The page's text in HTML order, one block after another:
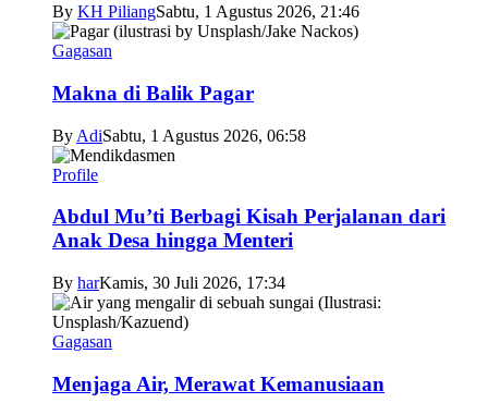
By KH PiliangSabtu, 1 Agustus 2026, 21:46
Gagasan
Makna di Balik Pagar
By AdiSabtu, 1 Agustus 2026, 06:58
Profile
Abdul Mu’ti Berbagi Kisah Perjalanan dari
Anak Desa hingga Menteri
By harKamis, 30 Juli 2026, 17:34
Gagasan
Menjaga Air, Merawat Kemanusiaan